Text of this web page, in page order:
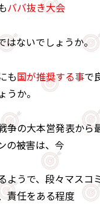
ババ抜き大会
はないでしょうか。
も国が推奨する事で
うか。
争の大本営発表から
の被害は、今
ようで、段々マスコ
責任をある程度